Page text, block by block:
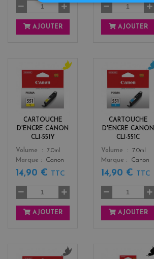
AJOUTER AJOUTER
CARTOUCHE
D'ENCRE CANON
CLI-551Y
Color
e
o
w
Volume
7.0ml
Marque
Canon
14,90 € TTC
AJOUTER
CARTOUCHE
D'ENCRE CANON
CLI-551C
Color
y
Volume
7.0ml
Marque
Canon
14,90 € TTC
AJOUTER